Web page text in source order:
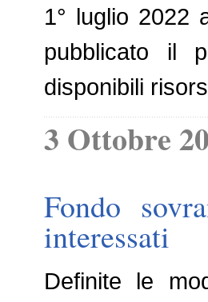
1° luglio 2022
pubblicato il
disponibili
3 Ottobre
Fondo
interessati
Definite le